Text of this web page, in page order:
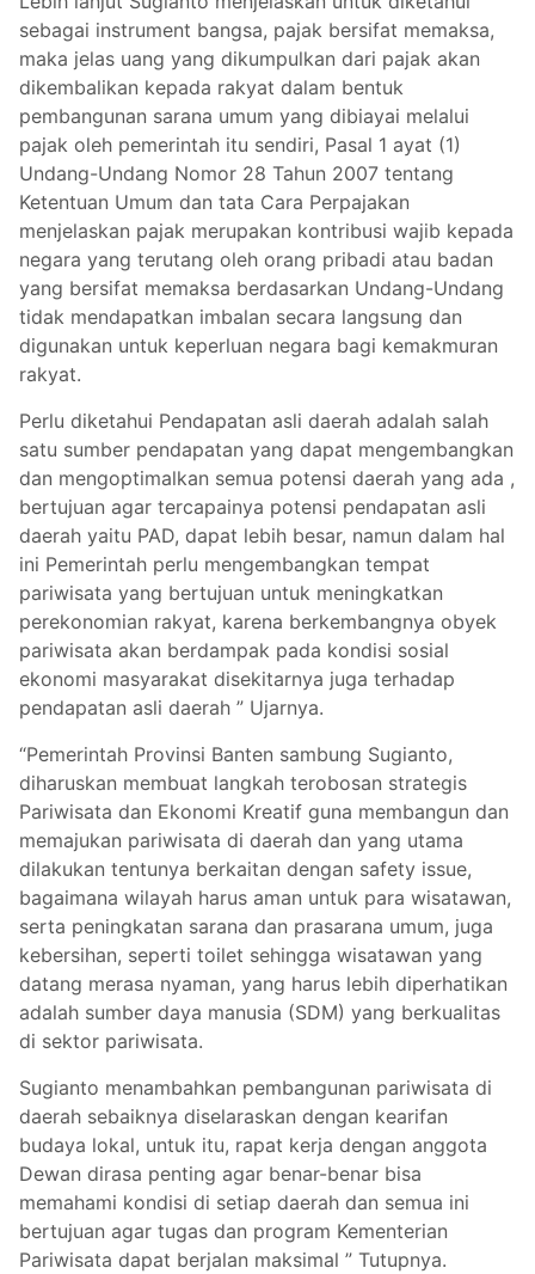
sebagai instrument bangsa, pajak bersifat memaksa,
maka jelas uang yang dikumpulkan dari pajak akan
dikembalikan kepada rakyat dalam bentuk
pembangunan sarana umum yang dibiayai melalui
pajak oleh pemerintah itu sendiri, Pasal 1 ayat (1)
Undang-Undang Nomor 28 Tahun 2007 tentang
Ketentuan Umum dan tata Cara Perpajakan
menjelaskan pajak merupakan kontribusi wajib kepada
negara yang terutang oleh orang pribadi atau badan
yang bersifat memaksa berdasarkan Undang-Undang
tidak mendapatkan imbalan secara langsung dan
digunakan untuk keperluan negara bagi kemakmuran
rakyat.
Perlu diketahui Pendapatan asli daerah adalah salah
satu sumber pendapatan yang dapat mengembangkan
dan mengoptimalkan semua potensi daerah yang ada ,
bertujuan agar tercapainya potensi pendapatan asli
daerah yaitu PAD, dapat lebih besar, namun dalam hal
ini Pemerintah perlu mengembangkan tempat
pariwisata yang bertujuan untuk meningkatkan
perekonomian rakyat, karena berkembangnya obyek
pariwisata akan berdampak pada kondisi sosial
ekonomi masyarakat disekitarnya juga terhadap
pendapatan asli daerah ” Ujarnya.
“Pemerintah Provinsi Banten sambung Sugianto,
diharuskan membuat langkah terobosan strategis
Pariwisata dan Ekonomi Kreatif guna membangun dan
memajukan pariwisata di daerah dan yang utama
dilakukan tentunya berkaitan dengan safety issue,
bagaimana wilayah harus aman untuk para wisatawan,
serta peningkatan sarana dan prasarana umum, juga
kebersihan, seperti toilet sehingga wisatawan yang
datang merasa nyaman, yang harus lebih diperhatikan
adalah sumber daya manusia (SDM) yang berkualitas
di sektor pariwisata.
Sugianto menambahkan pembangunan pariwisata di
daerah sebaiknya diselaraskan dengan kearifan
budaya lokal, untuk itu, rapat kerja dengan anggota
Dewan dirasa penting agar benar-benar bisa
memahami kondisi di setiap daerah dan semua ini
bertujuan agar tugas dan program Kementerian
Pariwisata dapat berjalan maksimal ” Tutupnya.